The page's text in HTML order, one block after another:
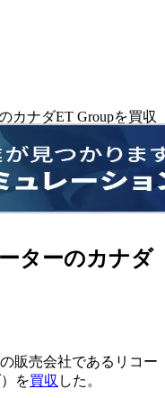
カナダET Groupを買収
ターのカナダ
販売会社であるリコー
を買収 した。